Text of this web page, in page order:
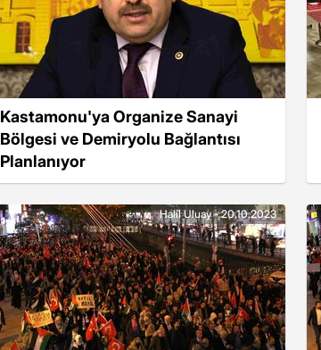
Kastamonu'ya Organize Sanayi
Bölgesi ve Demiryolu Bağlantısı
Planlanıyor
Halil Uluay - 20.10.2023